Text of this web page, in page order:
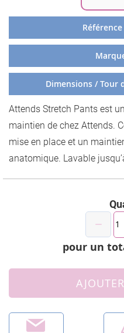
d’images
Référence
Dimensions / Tour
Attends Stretch Pants est
maintien de chez Attends.
mise en place et un
anatomique. Lavable
pour un